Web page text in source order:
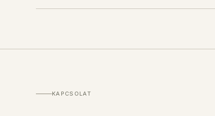
KAPCSOLAT